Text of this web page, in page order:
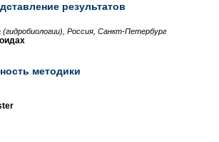
результатов
Россия, Санкт-Петербург
методики